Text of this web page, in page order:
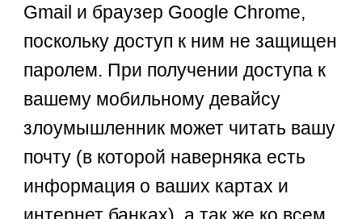
Gmail и браузер Google Chrome,
поскольку доступ к ним не защищен
паролем. При получении доступа к
вашему мобильному девайсу
злоумышленник может читать вашу
почту (в которой наверняка есть
информация о ваших картах и
интернет банках), а так же ко всем